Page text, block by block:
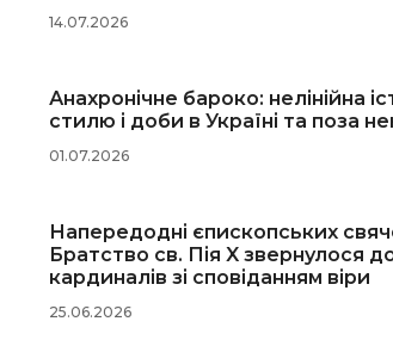
14.07.2026
Анахронічне бароко: нелінійна
стилю і доби в Україні та поза
01.07.2026
Напередодні єпископських
Братство св. Пія X звернулося
кардиналів зі сповіданням віри
25.06.2026